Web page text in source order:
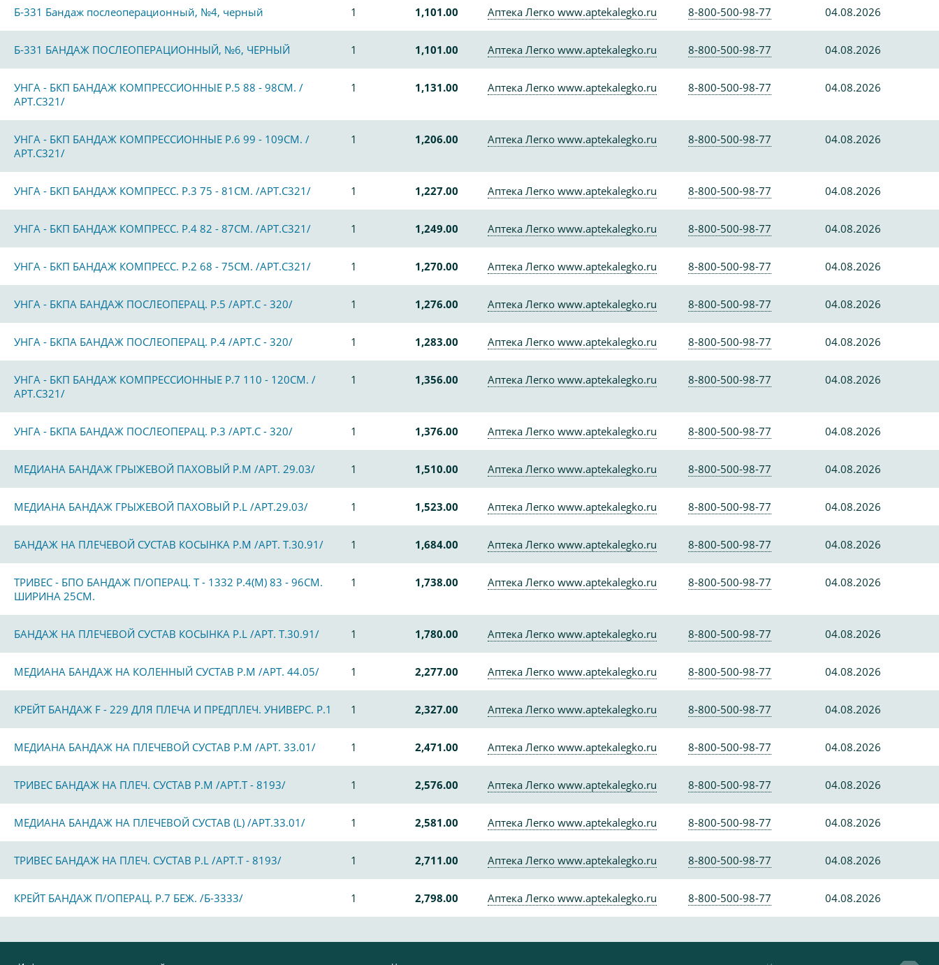
Б-331 Бандаж послеоперационный, №4, черный 1 1,101.00 Аптека Легко www.aptekalegko.ru 8-800-500-98-77 04.08.2026
Б-331 БАНДАЖ ПОСЛЕОПЕРАЦИОННЫЙ, №6, ЧЕРНЫЙ 1 1,101.00 Аптека Легко www.aptekalegko.ru 8-800-500-98-77 04.08.2026
УНГА - БКП БАНДАЖ КОМПРЕССИОННЫЕ Р.5 88 - 98СМ. /
АРТ.С321/
1 1,131.00 Аптека Легко www.aptekalegko.ru 8-800-500-98-77 04.08.2026
УНГА - БКП БАНДАЖ КОМПРЕССИОННЫЕ Р.6 99 - 109СМ. /
АРТ.С321/
1 1,206.00 Аптека Легко www.aptekalegko.ru 8-800-500-98-77 04.08.2026
УНГА - БКП БАНДАЖ КОМПРЕСС. Р.3 75 - 81СМ. /АРТ.С321/ 1 1,227.00 Аптека Легко www.aptekalegko.ru 8-800-500-98-77 04.08.2026
УНГА - БКП БАНДАЖ КОМПРЕСС. Р.4 82 - 87СМ. /АРТ.С321/ 1 1,249.00 Аптека Легко www.aptekalegko.ru 8-800-500-98-77 04.08.2026
УНГА - БКП БАНДАЖ КОМПРЕСС. Р.2 68 - 75СМ. /АРТ.С321/ 1 1,270.00 Аптека Легко www.aptekalegko.ru 8-800-500-98-77 04.08.2026
УНГА - БКПА БАНДАЖ ПОСЛЕОПЕРАЦ. Р.5 /АРТ.С - 320/ 1 1,276.00 Аптека Легко www.aptekalegko.ru 8-800-500-98-77 04.08.2026
УНГА - БКПА БАНДАЖ ПОСЛЕОПЕРАЦ. Р.4 /АРТ.С - 320/ 1 1,283.00 Аптека Легко www.aptekalegko.ru 8-800-500-98-77 04.08.2026
УНГА - БКП БАНДАЖ КОМПРЕССИОННЫЕ Р.7 110 - 120СМ. /
АРТ.С321/
1 1,356.00 Аптека Легко www.aptekalegko.ru 8-800-500-98-77 04.08.2026
УНГА - БКПА БАНДАЖ ПОСЛЕОПЕРАЦ. Р.3 /АРТ.С - 320/ 1 1,376.00 Аптека Легко www.aptekalegko.ru 8-800-500-98-77 04.08.2026
МЕДИАНА БАНДАЖ ГРЫЖЕВОЙ ПАХОВЫЙ Р.М /АРТ. 29.03/ 1 1,510.00 Аптека Легко www.aptekalegko.ru 8-800-500-98-77 04.08.2026
МЕДИАНА БАНДАЖ ГРЫЖЕВОЙ ПАХОВЫЙ Р.L /АРТ.29.03/ 1 1,523.00 Аптека Легко www.aptekalegko.ru 8-800-500-98-77 04.08.2026
БАНДАЖ НА ПЛЕЧЕВОЙ СУСТАВ КОСЫНКА Р.М /АРТ. Т.30.91/ 1 1,684.00 Аптека Легко www.aptekalegko.ru 8-800-500-98-77 04.08.2026
ТРИВЕС - БПО БАНДАЖ П/ОПЕРАЦ. Т - 1332 Р.4(M) 83 - 96СМ.
ШИРИНА 25СМ.
1 1,738.00 Аптека Легко www.aptekalegko.ru 8-800-500-98-77 04.08.2026
БАНДАЖ НА ПЛЕЧЕВОЙ СУСТАВ КОСЫНКА Р.L /АРТ. Т.30.91/ 1 1,780.00 Аптека Легко www.aptekalegko.ru 8-800-500-98-77 04.08.2026
МЕДИАНА БАНДАЖ НА КОЛЕННЫЙ СУСТАВ Р.М /АРТ. 44.05/ 1 2,277.00 Аптека Легко www.aptekalegko.ru 8-800-500-98-77 04.08.2026
КРЕЙТ БАНДАЖ F - 229 ДЛЯ ПЛЕЧА И ПРЕДПЛЕЧ. УНИВЕРС. Р.1 1 2,327.00 Аптека Легко www.aptekalegko.ru 8-800-500-98-77 04.08.2026
МЕДИАНА БАНДАЖ НА ПЛЕЧЕВОЙ СУСТАВ Р.М /АРТ. 33.01/ 1 2,471.00 Аптека Легко www.aptekalegko.ru 8-800-500-98-77 04.08.2026
ТРИВЕС БАНДАЖ НА ПЛЕЧ. СУСТАВ Р.M /АРТ.Т - 8193/ 1 2,576.00 Аптека Легко www.aptekalegko.ru 8-800-500-98-77 04.08.2026
МЕДИАНА БАНДАЖ НА ПЛЕЧЕВОЙ СУСТАВ (L) /АРТ.33.01/ 1 2,581.00 Аптека Легко www.aptekalegko.ru 8-800-500-98-77 04.08.2026
ТРИВЕС БАНДАЖ НА ПЛЕЧ. СУСТАВ Р.L /АРТ.Т - 8193/ 1 2,711.00 Аптека Легко www.aptekalegko.ru 8-800-500-98-77 04.08.2026
КРЕЙТ БАНДАЖ П/ОПЕРАЦ. Р.7 БЕЖ. /Б-3333/ 1 2,798.00 Аптека Легко www.aptekalegko.ru 8-800-500-98-77 04.08.2026